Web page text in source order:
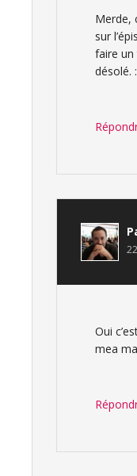
Merde,
sur
faire un
désolé.
Oui
mea